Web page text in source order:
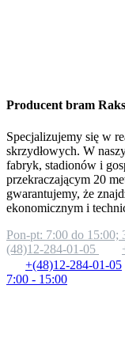
Producent bram
Specjalizujemy się w
skrzydłowych. W
fabryk, stadionów i
przekraczającym 20
gwarantujemy, że
ekonomicznym i
Pon-pt: 7:00 do 15:00;
(48)12-284-01-05
+(48)12-284-01-05
7:00 - 15:00